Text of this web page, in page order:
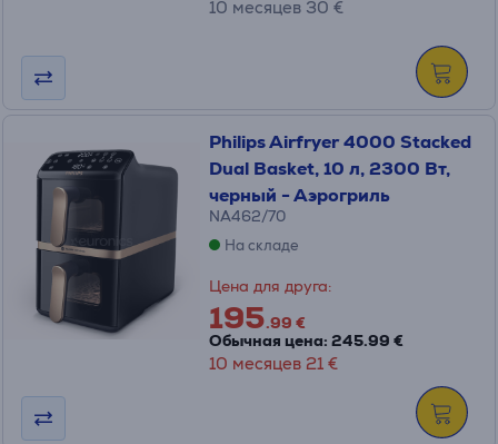
10 месяцев 30 €
Philips Airfryer 4000 Stacked
Dual Basket, 10 л, 2300 Вт,
черный - Аэрогриль
NA462/70
На складе
Цена для друга:
195.99 €
Обычная цена: 245.99 €
10 месяцев 21 €